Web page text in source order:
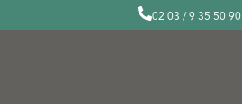
02 03 / 9 35 50 90